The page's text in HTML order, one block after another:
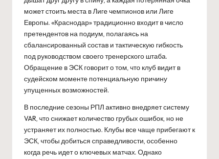
может стоить места в Лиге чемпионов или Лиге
Европы. «Краснодар» традиционно входит в число
претендентов на подиум, полагаясь на
сбалансированный состав и тактическую гибкость
под руководством своего тренерского штаба.
Обращение в ЭСК говорит о том, что клуб видит в
судейском моменте потенциальную причину
упущенных возможностей.
В последние сезоны РПЛ активно внедряет систему
VAR, что снижает количество грубых ошибок, но не
устраняет их полностью. Клубы все чаще прибегают к
ЭСК, чтобы добиться справедливости, особенно
когда речь идет о ключевых матчах. Однако